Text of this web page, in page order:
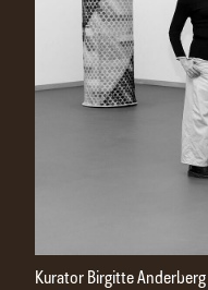
Kurator Birgitte Anderberg